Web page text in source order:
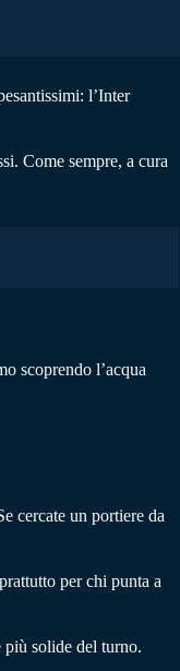
l’Inter
Come sempre, a cura
scoprendo l’acqua
cercate un portiere da
per chi punta a
più solide del turno.